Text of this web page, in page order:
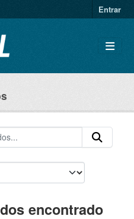
Entrar
encontrado